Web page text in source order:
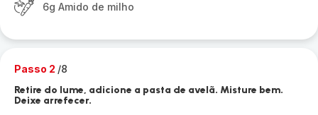
6g Amido de milho
Passo 2 /8
Retire do lume, adicione a pasta de avelã. Misture bem.
Deixe arrefecer.